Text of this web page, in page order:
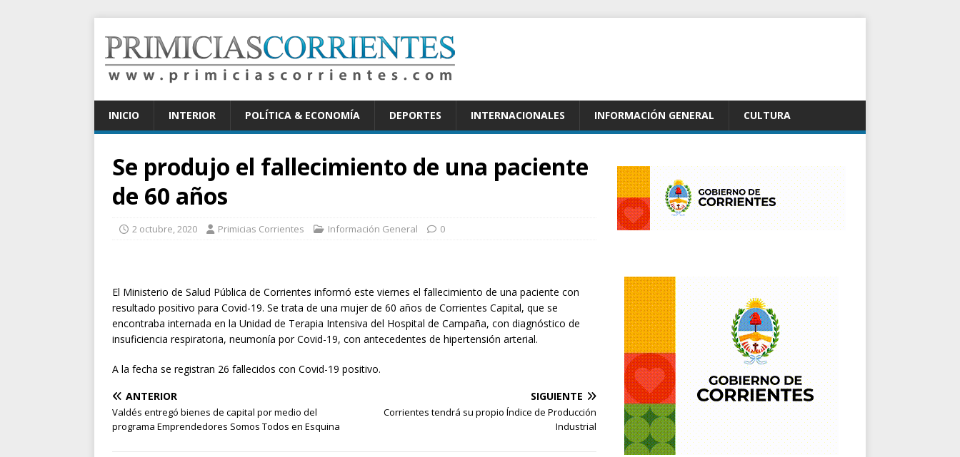
INICIO INTERIOR POLÍTICA & ECONOMÍA DEPORTES INTERNACIONALES INFORMACIÓN GENERAL CULTURA
Se produjo el fallecimiento de una paciente
de 60 años
2 octubre, 2020 Primicias Corrientes Información General 0
El Ministerio de Salud Pública de Corrientes informó este viernes el fallecimiento de una paciente con
resultado positivo para Covid-19. Se trata de una mujer de 60 años de Corrientes Capital, que se
encontraba internada en la Unidad de Terapia Intensiva del Hospital de Campaña, con diagnóstico de
insuficiencia respiratoria, neumonía por Covid-19, con antecedentes de hipertensión arterial.
A la fecha se registran 26 fallecidos con Covid-19 positivo.
ANTERIOR
Valdés entregó bienes de capital por medio del
programa Emprendedores Somos Todos en Esquina
SIGUIENTE
Corrientes tendrá su propio Índice de Producción
Industrial